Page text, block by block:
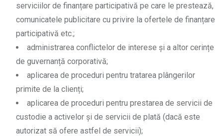
serviciilor de finanțare participativă pe care le prestează,
comunicatele publicitare cu privire la ofertele de finanțare
participativă etc.;
administrarea conflictelor de interese și a altor cerințe
de guvernanță corporativă;
aplicarea de proceduri pentru tratarea plângerilor
primite de la clienți;
aplicarea de proceduri pentru prestarea de servicii de
custodie a activelor și de servicii de plată (dacă este
autorizat să ofere astfel de servicii);